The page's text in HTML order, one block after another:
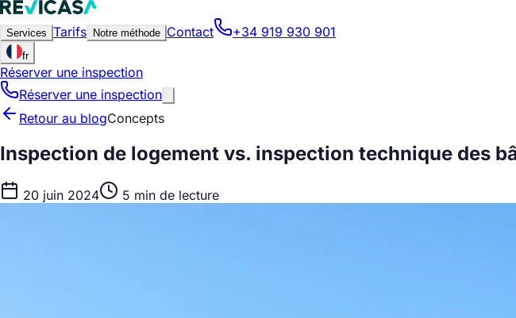
Services Tarifs Notre méthode Contact +34 919 930 901
fr
Réserver une inspection
Réserver une inspection
Retour au blogConcepts
Inspection de logement vs. inspection technique des
20 juin 2024 5 min de lecture